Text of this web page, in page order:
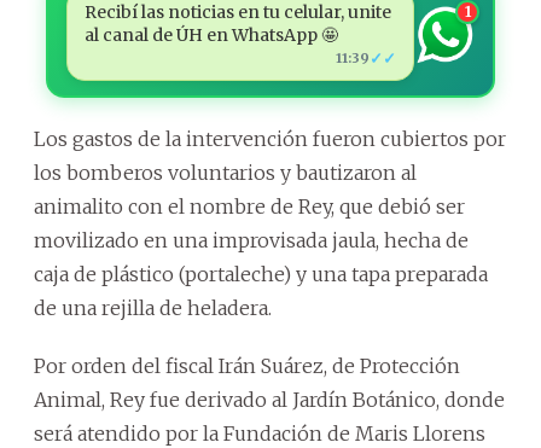
Recibí las noticias en tu celular, unite
al canal de ÚH en WhatsApp 🤩
11:39 ✓✓
1
Los gastos de la intervención fueron cubiertos por
los bomberos voluntarios y bautizaron al
animalito con el nombre de Rey, que debió ser
movilizado en una improvisada jaula, hecha de
caja de plástico (portaleche) y una tapa preparada
de una rejilla de heladera.
Por orden del fiscal Irán Suárez, de Protección
Animal, Rey fue derivado al Jardín Botánico, donde
será atendido por la Fundación de Maris Llorens